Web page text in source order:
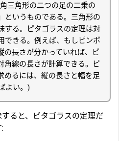
三角形の二つの足の二乗の
というものである。三角形の
する。ピタゴラスの定理は対
できる。例えば、もしピンポ
の長さが分かっていれば、ピ
角線の長さが計算できる。ピ
めるには、縦の長さと幅を足
よい。)
ると、ピタゴラスの定理だ